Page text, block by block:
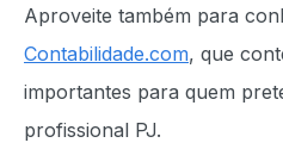
Aproveite também para
Contabilidade.com, que
importantes para quem
profissional PJ.